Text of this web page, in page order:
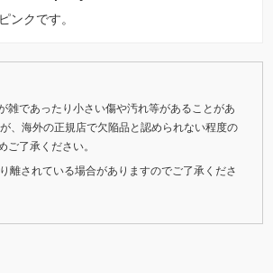
ンクです。
雑であったり小さい傷や汚れ等があることがあ
、海外の正規店で欠陥品と認められない程度の
了承ください。
離されている場合がありますのでご了承くださ